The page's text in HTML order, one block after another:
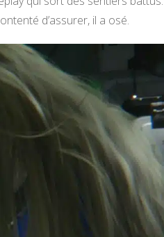
d’assurer, il a osé.